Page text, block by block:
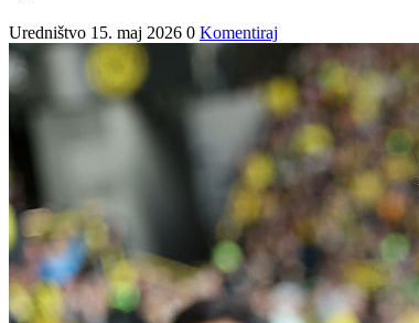
Uredništvo 15. maj 2026 0 Komentiraj